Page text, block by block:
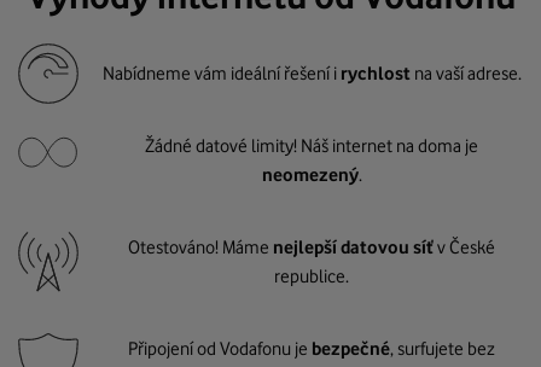
Nabídneme vám ideální řešení i rychlost na vaší adrese.
Žádné datové limity! Náš internet na doma je
neomezený.
Otestováno! Máme nejlepší datovou síťv České
republice.
Připojení od Vodafonu je bezpečné, surfujete bez